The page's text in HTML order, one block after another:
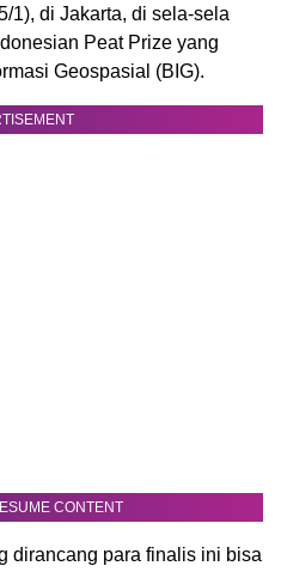
1), di Jakarta, di sela-sela
Peat Prize yang
Geospasial (BIG).
CONTENT
dirancang para finalis ini bisa